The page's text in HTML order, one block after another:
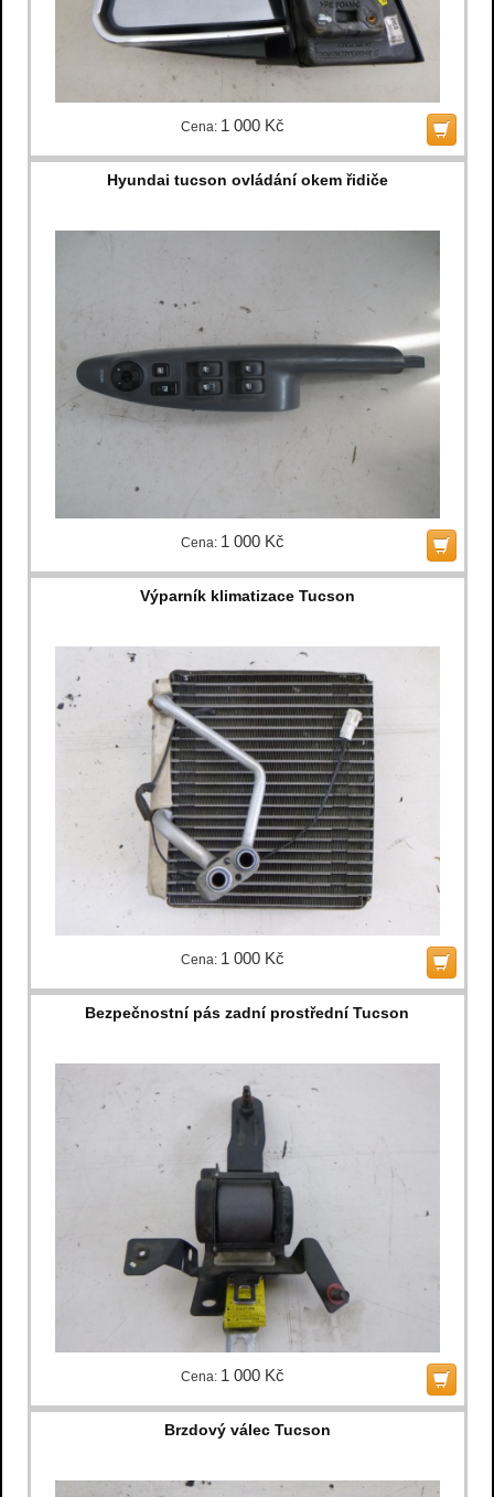
Cena: 1 000 Kč
Hyundai tucson ovládání okem řidiče
Cena: 1 000 Kč
Výparník klimatizace Tucson
Cena: 1 000 Kč
Bezpečnostní pás zadní prostřední Tucson
Cena: 1 000 Kč
Brzdový válec Tucson